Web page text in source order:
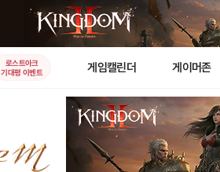
로스트아크
기대평 이벤트
게임캘린더 게이머존